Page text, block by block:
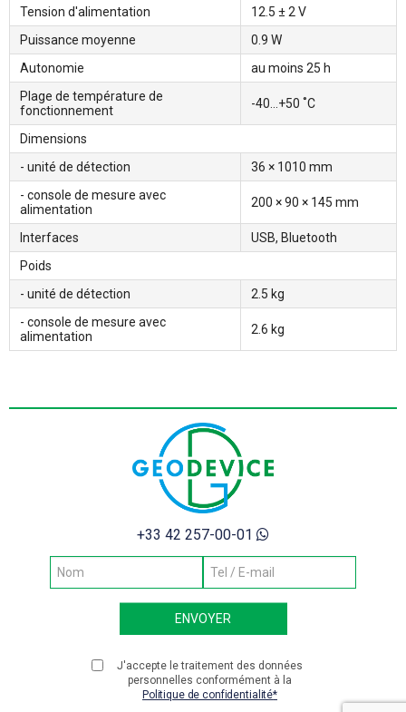
Tension d'alimentation
12.5 ± 2 V
Puissance moyenne
0.9 W
Autonomie
au moins 25 h
Plage de température de
fonctionnement
-40...+50 ˚С
Dimensions
- unité de détection
36 × 1010 mm
- console de mesure avec
alimentation
200 × 90 × 145 mm
Interfaces
USB, Bluetooth
Poids
- unité de détection
2.5 kg
- console de mesure avec
alimentation
2.6 kg
+33 42 257-00-01
J'accepte le traitement des données
personnelles conformément à la
Politique de confidentialité